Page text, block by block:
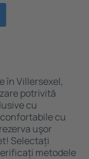
în Villersexel,
potrivită
cu
cu
uşor
Selectați
metodele